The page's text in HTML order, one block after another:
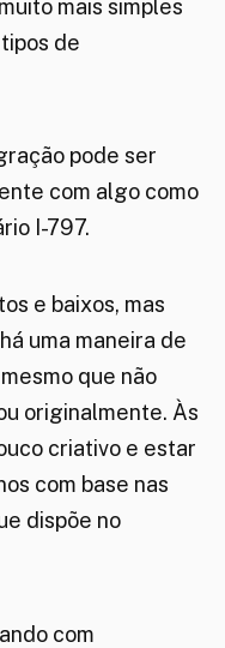
mais simples
de
pode ser
com algo como
I-797.
e baixos, mas
uma maneira de
que não
originalmente. Às
criativo e estar
com base nas
dispõe no
com